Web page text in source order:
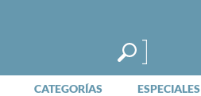
CATEGORÍAS ESPECIALES